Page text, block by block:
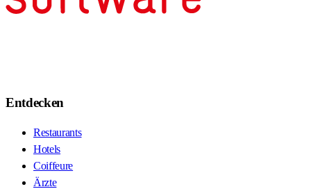
Entdecken
Restaurants
Hotels
Coiffeure
Ärzte